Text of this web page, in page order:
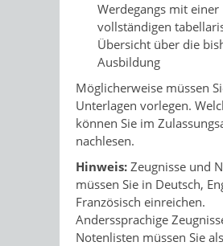
Werdegangs mit einer
vollständigen
Übersicht über die
Ausbildung
Möglicherweise müssen
Unterlagen vorlegen.
können Sie im
nachlesen.
Hinweis: Zeugnisse und
müssen Sie in Deutsch,
Französisch einreichen.
Anderssprachige
Notenlisten müssen Sie